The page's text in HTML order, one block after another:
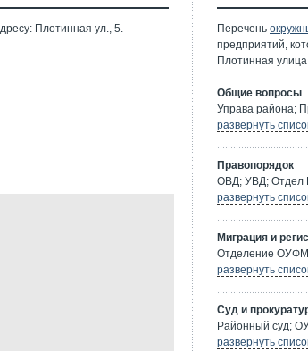
Плотинная ул., 5. Перечень
предприятий,
Плотинная
Общие вопросы
Управа района;
развернуть
Правопорядок
ОВД; УВД; Отдел
развернуть
Миграция и
Отделение
развернуть
Суд и
Районный суд;
развернуть